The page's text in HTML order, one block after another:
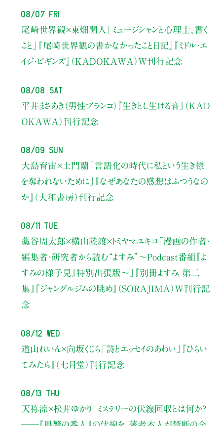
08/07 Fri
尾崎世界観×東畑開人
「ミュージシャンと心理士、書く
こと」
『尾崎世界観の書かなかったこと日記』『ミドル・エ
イジ・ビギンズ』（KADOKAWA）W刊行記念
08/08 Sat
平井まさあき（男性ブランコ） 『生きとし生ける音』（KAD
OKAWA）刊行記念
08/09 Sun
大島育宙×土門蘭 「言語化の時代に私という生き様
を奪われないために」
『なぜあなたの感想はふつうなの
か』（大和書房）刊行記念
08/11 Tue
藁谷周太郎×横山陸渡×トミヤマユキコ「漫画の作者・
編集者・研究者から読む“よすみ” 〜Podcast番組『よ
すみの様子見』特別出張版〜」
『別冊よすみ 第二
集』『ジャングルジムの眺め』（SORAJIMA）W刊行記
念
08/12 Wed
道山れいん×向坂くじら 「詩とエッセイのあわい」
『ひらい
てみたら』（七月堂）刊行記念
08/13 Thu
天祢涼×松井ゆかり 「ミステリーの伏線回収とは何か？